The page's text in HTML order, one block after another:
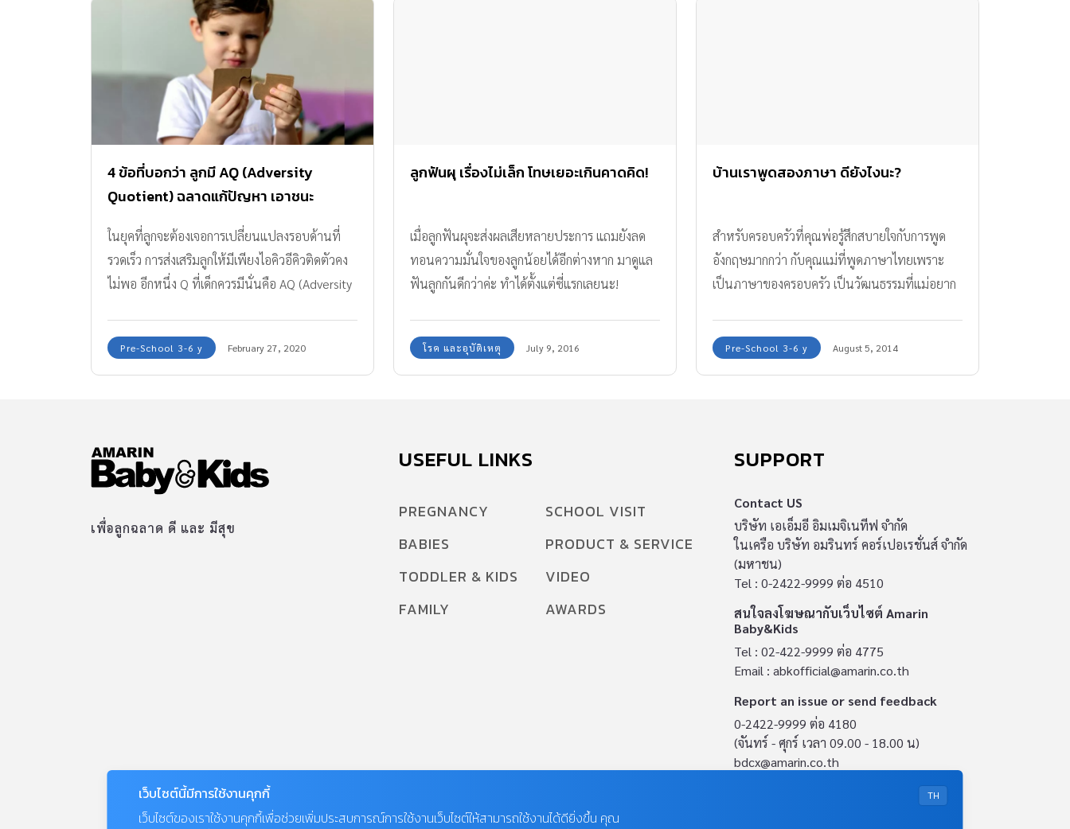
4 ข้อที่บอกว่า ลูกมี AQ (Adversity
Quotient) ฉลาดแก้ปัญหา เอาชนะ
อุปสรรค รู้จักเอาตัวรอด
ในยุคที่ลูกจะต้องเจอการเปลี่ยนแปลงรอบด้านที่
รวดเร็ว การส่งเสริมลูกให้มีเพียงไอคิวอีคิวติดตัวคง
ไม่พอ อีกหนึ่ง Q ที่เด็กควรมีนั่นคือ AQ (Adversity
Pre-School 3-6 y February 27, 2020
ลูกฟันผุ เรื่องไม่เล็ก โทษเยอะเกินคาดคิด!
เมื่อลูกฟันผุจะส่งผลเสียหลายประการ แถมยังลด
ทอนความมั่นใจของลูกน้อยได้อีกต่างหาก มาดูแล
ฟันลูกกันดีกว่าค่ะ ทำได้ตั้งแต่ซี่แรกเลยนะ!
โรค และอุบัติเหตุ July 9, 2016
บ้านเราพูดสองภาษา ดียังไงนะ?
สำหรับครอบครัวที่คุณพ่อรู้สึกสบายใจกับการพูด
อังกฤษมากกว่า กับคุณแม่ที่พูดภาษาไทยเพราะ
เป็นภาษาของครอบครัว เป็นวัฒนธรรมที่แม่อยาก
Pre-School 3-6 y August 5, 2014
เพื่อลูกฉลาด ดี และ มีสุข
USEFUL LINKS
PREGNANCY
BABIES
TODDLER & KIDS
FAMILY
SCHOOL VISIT
PRODUCT & SERVICE
VIDEO
AWARDS
SUPPORT
Contact US
บริษัท เอเอ็มอี อิมเมจิเนทีฟ จำกัด
ในเครือ บริษัท อมรินทร์ คอร์เปอเรชั่นส์ จำกัด
(มหาชน)
Tel : 0-2422-9999 ต่อ 4510
สนใจลงโฆษณากับเว็บไซต์ Amarin
Baby&Kids
Tel : 02-422-9999 ต่อ 4775
Email : abkofficial@amarin.co.th
Report an issue or send feedback
0-2422-9999 ต่อ 4180
(จันทร์ - ศุกร์ เวลา 09.00 - 18.00 น)
bdcx@amarin.co.th
TH
เว็บไซต์นี้มีการใช้งานคุกกี้
เว็บไซต์ของเราใช้งานคุกกี้เพื่อช่วยเพิ่มประสบการณ์การใช้งานเว็บไซต์ให้สามารถใช้งานได้ดียิ่งขึ้น คุณ